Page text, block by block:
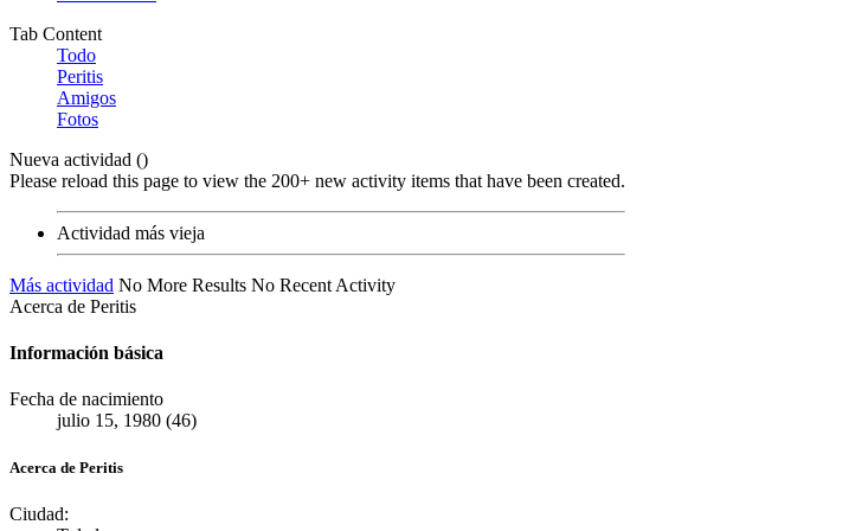
Tab Content
Todo
Peritis
Amigos
Fotos
Nueva actividad ()
Please reload this page to view the 200+ new activity items that have been created.
Actividad más vieja
Más actividad No More Results No Recent Activity
Acerca de Peritis
Información básica
Fecha de nacimiento
julio 15, 1980 (46)
Acerca de Peritis
Ciudad: